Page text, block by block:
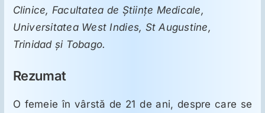
Ginecologie
Mesajele lui Reichelt
Dietă
B12
Clinice, Facultatea de Ştiinţe Medicale,
Universitatea West Indies, St Augustine,
Trinidad şi Tobago.
Rezumat
O femeie în vârstă de 21 de ani, despre care se